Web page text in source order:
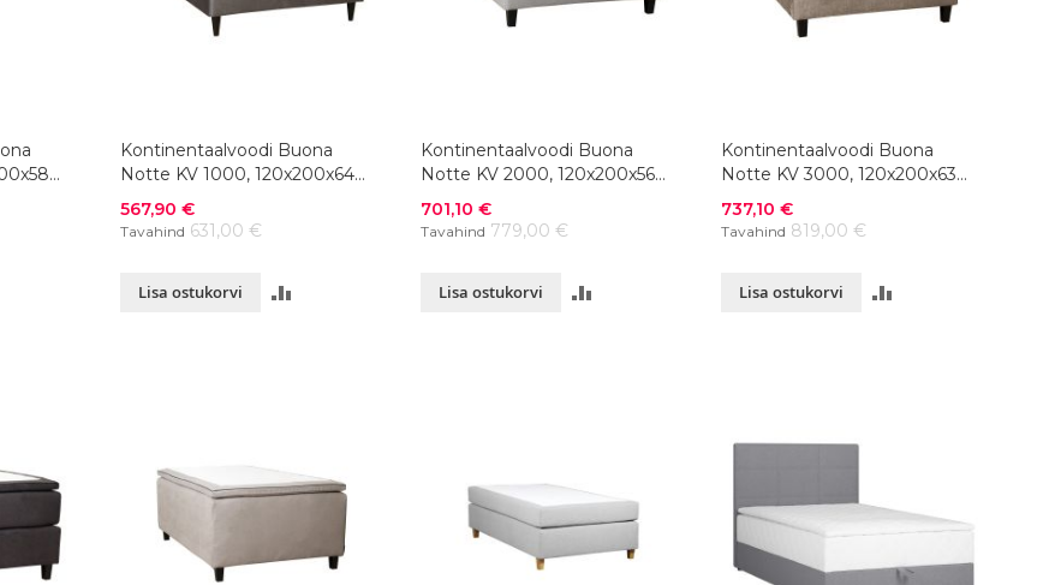
Kontinentaalvoodi Buona
Notte KV 1000, 120x200x64
cm, värvivalik
Soodushind
567,90 €
Tavahind 631,00 €
Lisa ostukorvi
Kontinentaalvoodi Buona
Notte KV 2000, 120x200x56
cm, värvivalik
Soodushind
701,10 €
Tavahind 779,00 €
Lisa ostukorvi
Kontinentaalvoodi Buona
Notte KV 3000, 120x200x63
cm, värvivalik
Soodushind
737,10 €
Tavahind 819,00 €
Lisa ostukorvi